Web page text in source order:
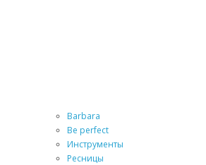
Barbara
Be perfect
Инструменты
Ресницы